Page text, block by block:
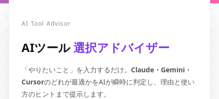
AI Tool Advisor
AIツール選択アドバイザー
「やりたいこと」を入力するだけ。 Claude・Gemini・
Cursorのどれが最適かをAIが瞬時に判定し、理由と使い
方のヒントまで提示します。